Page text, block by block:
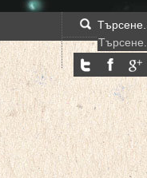
Търсене...